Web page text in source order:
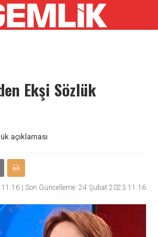
Ekşi Sözlük
açıklaması
| Son Güncelleme: 24 Şubat 2023 11:16